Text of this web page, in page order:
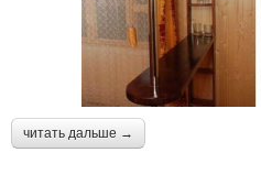
читать дальше →